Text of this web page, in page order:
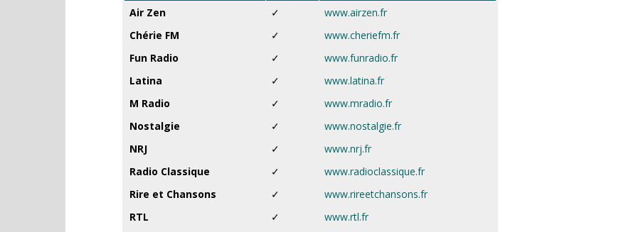
Air Zen
✓
www.airzen.fr
Chérie FM
✓
www.cheriefm.fr
Fun Radio
✓
www.funradio.fr
Latina
✓
www.latina.fr
M Radio
✓
www.mradio.fr
Nostalgie
✓
www.nostalgie.fr
NRJ
✓
www.nrj.fr
Radio Classique
✓
www.radioclassique.fr
Rire et Chansons
✓
www.rireetchansons.fr
RTL
✓
www.rtl.fr